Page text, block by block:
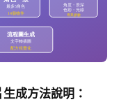
成方法說明：